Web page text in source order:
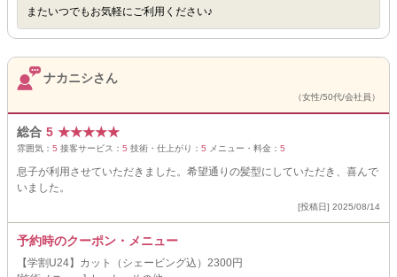
またいつでもお気軽にご利用ください♪
ナカニシさん
（女性/50代/会社員）
総合 5 ★★★★★
雰囲気： 5 接客サービス： 5 技術・仕上がり： 5 メニュー・料金： 5
息子が利用させていただきました。希望通りの髪型にしていただき、喜んで
いました。
[投稿日] 2025/08/14
予約時のクーポン・メニュー
【学割U24】カット（シェービング込）2300円